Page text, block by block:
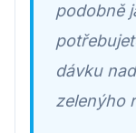
podobně
dávku
zelenýho